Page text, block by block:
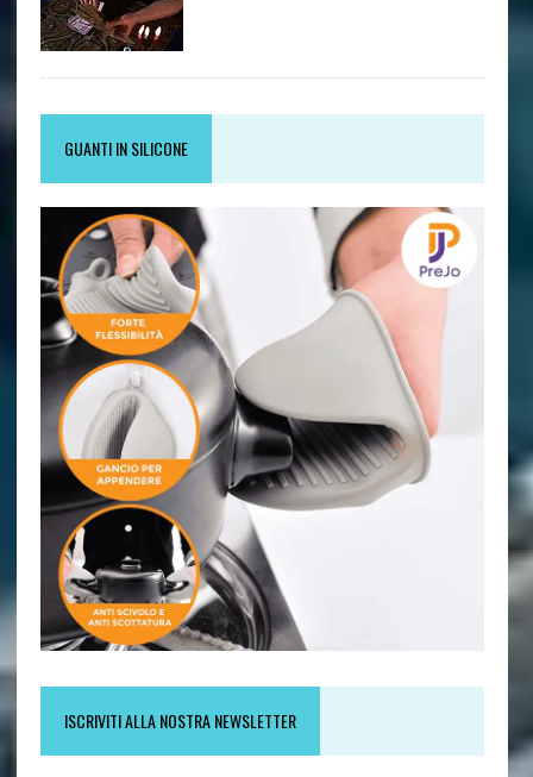
GUANTI IN SILICONE
ISCRIVITI ALLA NOSTRA NEWSLETTER